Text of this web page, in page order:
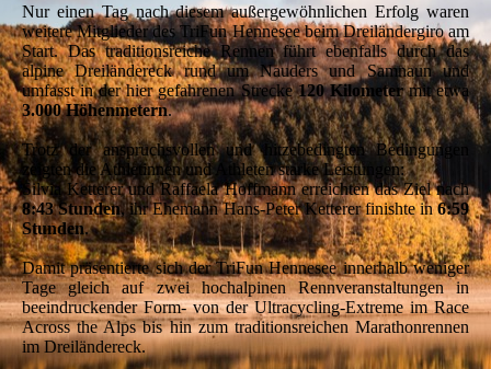
Nur einen Tag nach diesem außergewöhnlichen Erfolg waren
weitere Mitglieder des TriFun Hennesee beim Dreiländergiro am
Start. Das traditionsreiche Rennen führt ebenfalls durch das
alpine Dreiländereck rund um Nauders und Samnaun und
umfasst in der hier gefahrenen Strecke120 Kilometermit etwa
3.000 Höhenmetern.
Trotz der anspruchsvollen und hitzebedingten Bedingungen
zeigten die Athletinnen und Athleten starke Leistungen:
Silvia Ketterer und Raffaela Hoffmann erreichten das Ziel nach
8:43 Stunden, ihr Ehemann Hans-Peter Ketterer finishte in6:59
Stunden.
Damit präsentierte sich der TriFun Hennesee innerhalb weniger
Tage gleich auf zwei hochalpinen Rennveranstaltungen in
beeindruckender Form- von der Ultracycling-Extreme im Race
Across the Alps bis hin zum traditionsreichen Marathonrennen
im Dreiländereck.